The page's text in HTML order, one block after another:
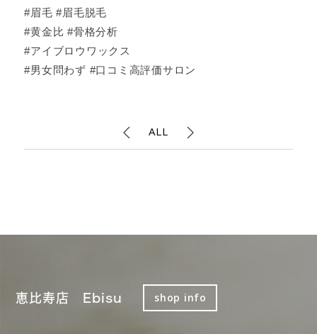
#眉毛 #眉毛脱毛
#黄金比 #骨格分析
#アイブロウワックス
#男女問わず #口コミ高評価サロン
ALL
恵比寿店 Ebisu shop info